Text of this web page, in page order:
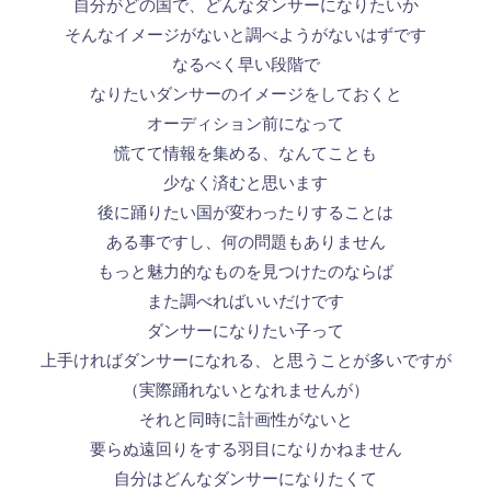
自分がどの国で、どんなダンサーになりたいか
そんなイメージがないと調べようがないはずです
なるべく早い段階で
なりたいダンサーのイメージをしておくと
オーディション前になって
慌てて情報を集める、なんてことも
少なく済むと思います
後に踊りたい国が変わったりすることは
ある事ですし、何の問題もありません
もっと魅力的なものを見つけたのならば
また調べればいいだけです
ダンサーになりたい子って
上手ければダンサーになれる、と思うことが多いですが
（実際踊れないとなれませんが）
それと同時に計画性がないと
要らぬ遠回りをする羽目になりかねません
自分はどんなダンサーになりたくて